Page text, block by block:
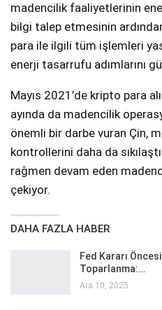
madencilik faaliyetlerinin
bilgi talep etmesinin
para ile ilgili tüm işlemleri
enerji tasarrufu adımlarını
Mayıs 2021’de kripto para
ayında da madencilik
önemli bir darbe vuran Çin,
kontrollerini daha da
rağmen devam eden
çekiyor.
DAHA FAZLA HABER
Fed Kararı
Toparlanma:…
Ara 10, 2025